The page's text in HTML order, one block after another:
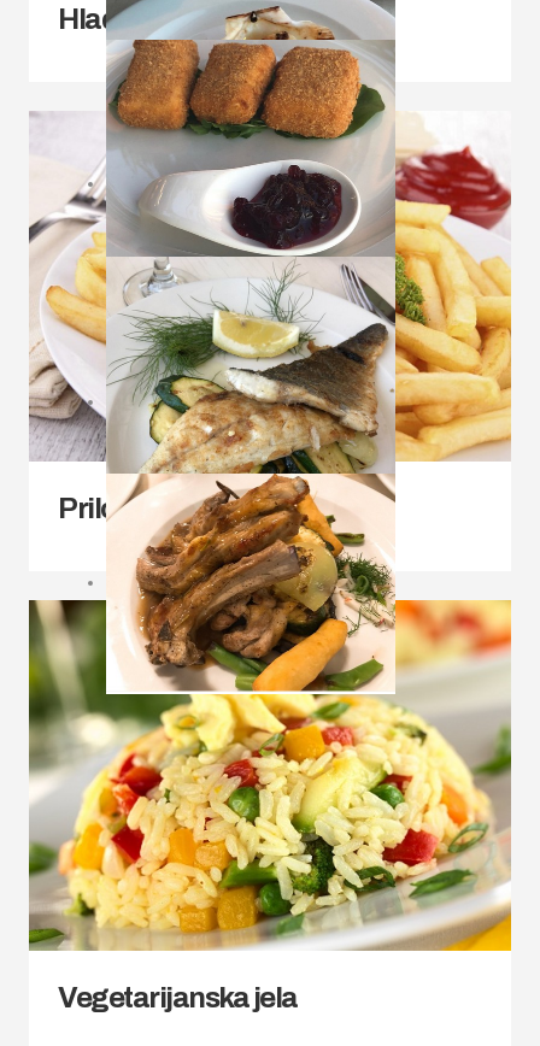
Hladna predjela
Prilozi
Vegetarijanska jela